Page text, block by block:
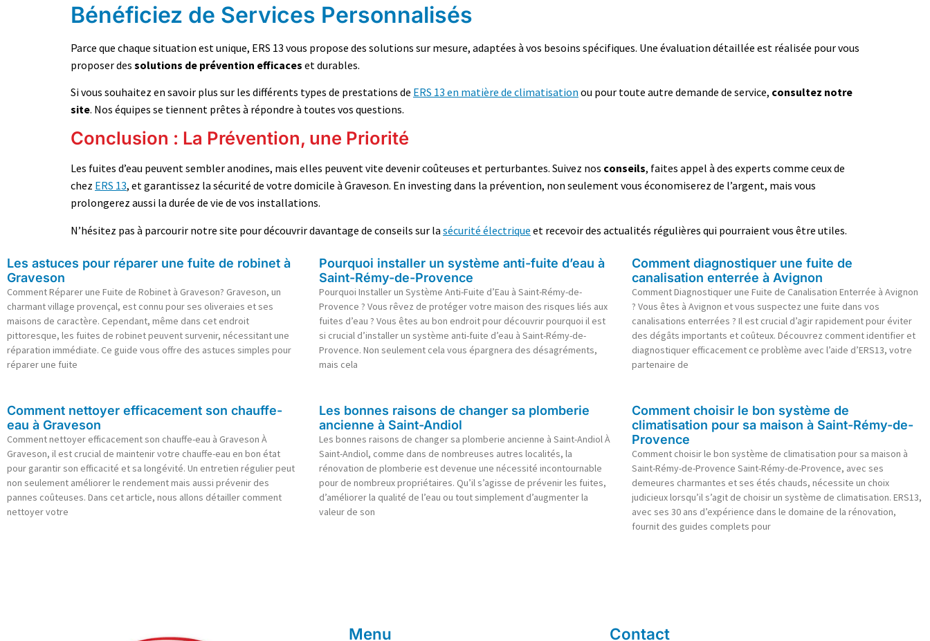
Bénéficiez de Services Personnalisés
Parce que chaque situation est unique, ERS 13 vous propose des solutions sur mesure, adaptées à vos besoins spécifiques. Une évaluation détaillée est réalisée pour vous
proposer des solutions de prévention efficaces et durables.
Si vous souhaitez en savoir plus sur les différents types de prestations de ERS 13 en matière de climatisation ou pour toute autre demande de service, consultez notre
site. Nos équipes se tiennent prêtes à répondre à toutes vos questions.
Conclusion : La Prévention, une Priorité
Les fuites d’eau peuvent sembler anodines, mais elles peuvent vite devenir coûteuses et perturbantes. Suivez nos conseils, faites appel à des experts comme ceux de
chez ERS 13, et garantissez la sécurité de votre domicile à Graveson. En investing dans la prévention, non seulement vous économiserez de l’argent, mais vous
prolongerez aussi la durée de vie de vos installations.
N’hésitez pas à parcourir notre site pour découvrir davantage de conseils sur la sécurité électrique et recevoir des actualités régulières qui pourraient vous être utiles.
Les astuces pour réparer une fuite de robinet à
Graveson
Comment Réparer une Fuite de Robinet à Graveson? Graveson, un
charmant village provençal, est connu pour ses oliveraies et ses
maisons de caractère. Cependant, même dans cet endroit
pittoresque, les fuites de robinet peuvent survenir, nécessitant une
réparation immédiate. Ce guide vous offre des astuces simples pour
réparer une fuite
Pourquoi installer un système anti-fuite d’eau à
Saint-Rémy-de-Provence
Pourquoi Installer un Système Anti-Fuite d’Eau à Saint-Rémy-de-
Provence ? Vous rêvez de protéger votre maison des risques liés aux
fuites d’eau ? Vous êtes au bon endroit pour découvrir pourquoi il est
si crucial d’installer un système anti-fuite d’eau à Saint-Rémy-de-
Provence. Non seulement cela vous épargnera des désagréments,
mais cela
Comment diagnostiquer une fuite de
canalisation enterrée à Avignon
Comment Diagnostiquer une Fuite de Canalisation Enterrée à Avignon
? Vous êtes à Avignon et vous suspectez une fuite dans vos
canalisations enterrées ? Il est crucial d’agir rapidement pour éviter
des dégâts importants et coûteux. Découvrez comment identifier et
diagnostiquer efficacement ce problème avec l’aide d’ERS13, votre
partenaire de
Comment nettoyer efficacement son chauffe-
eau à Graveson
Comment nettoyer efficacement son chauffe-eau à Graveson À
Graveson, il est crucial de maintenir votre chauffe-eau en bon état
pour garantir son efficacité et sa longévité. Un entretien régulier peut
non seulement améliorer le rendement mais aussi prévenir des
pannes coûteuses. Dans cet article, nous allons détailler comment
nettoyer votre
Les bonnes raisons de changer sa plomberie
ancienne à Saint-Andiol
Les bonnes raisons de changer sa plomberie ancienne à Saint-Andiol À
Saint-Andiol, comme dans de nombreuses autres localités, la
rénovation de plomberie est devenue une nécessité incontournable
pour de nombreux propriétaires. Qu’il s’agisse de prévenir les fuites,
d’améliorer la qualité de l’eau ou tout simplement d’augmenter la
valeur de son
Comment choisir le bon système de
climatisation pour sa maison à Saint-Rémy-de-
Provence
Comment choisir le bon système de climatisation pour sa maison à
Saint-Rémy-de-Provence Saint-Rémy-de-Provence, avec ses
demeures charmantes et ses étés chauds, nécessite un choix
judicieux lorsqu’il s’agit de choisir un système de climatisation. ERS13,
avec ses 30 ans d’expérience dans le domaine de la rénovation,
fournit des guides complets pour
Menu Contact